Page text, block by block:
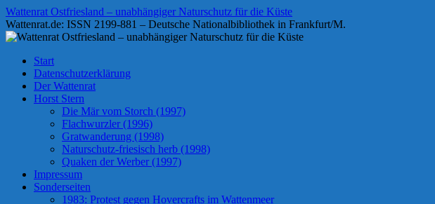
Zum
Inhalt
springen
Wattenrat Ostfriesland – unabhängiger Naturschutz für die Küste
Wattenrat.de: ISSN 2199-881 – Deutsche Nationalbibliothek in Frankfurt/M.
Start
Datenschutzerklärung
Der Wattenrat
Horst Stern
Die Mär vom Storch (1997)
Flachwurzler (1996)
Gratwanderung (1998)
Naturschutz-friesisch herb (1998)
Quaken der Werber (1997)
Impressum
Sonderseiten
1983: Protest gegen Hovercrafts im Wattenmeer